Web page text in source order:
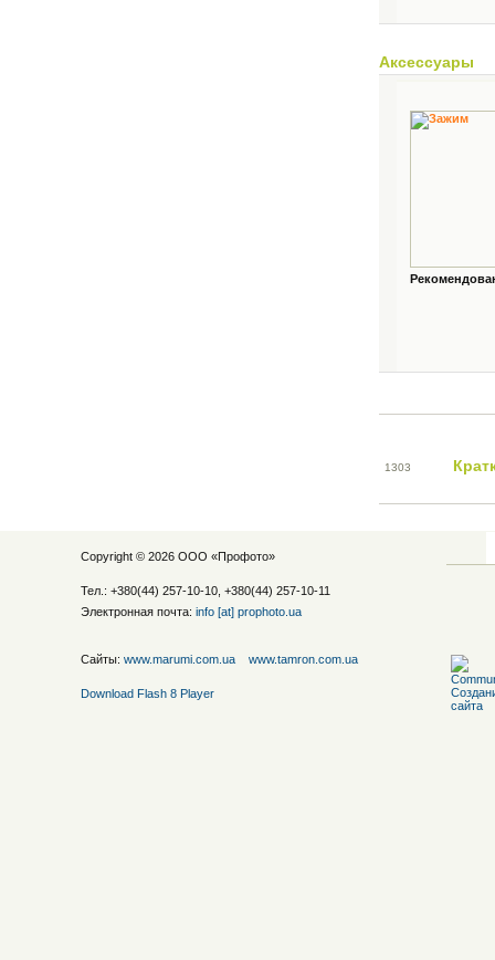
Аксессуары
1303
Copyright © 2026 ООО «Профото»
Тел.: +380(44) 257-10-10, +380(44) 257-10-11
Электронная почта: info [at] prophoto.ua
Сайты: www.marumi.com.ua www.tamron.com.ua
Download Flash 8 Player